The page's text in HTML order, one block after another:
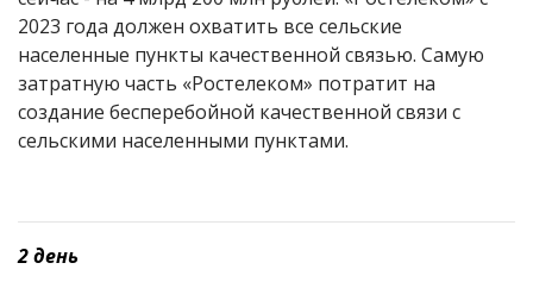
2023 года должен охватить все сельские
населенные пункты качественной связью. Самую
затратную часть «Ростелеком» потратит на
создание бесперебойной качественной связи с
сельскими населенными пунктами.
2 день